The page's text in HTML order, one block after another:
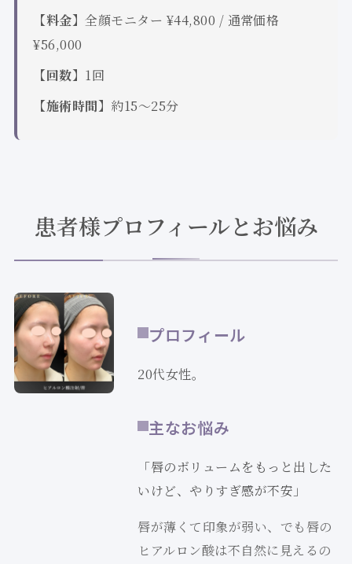
【料金】全顔モニター ¥44,800 / 通常価格
¥56,000
【回数】 1回
【施術時間】 約15～25分
患者様プロフィールとお悩み
プロフィール
20代女性。
主なお悩み
「唇のボリュームをもっと出した
いけど、やりすぎ感が不安」
唇が薄くて印象が弱い、でも唇の
ヒアルロン酸は不自然に見えるの